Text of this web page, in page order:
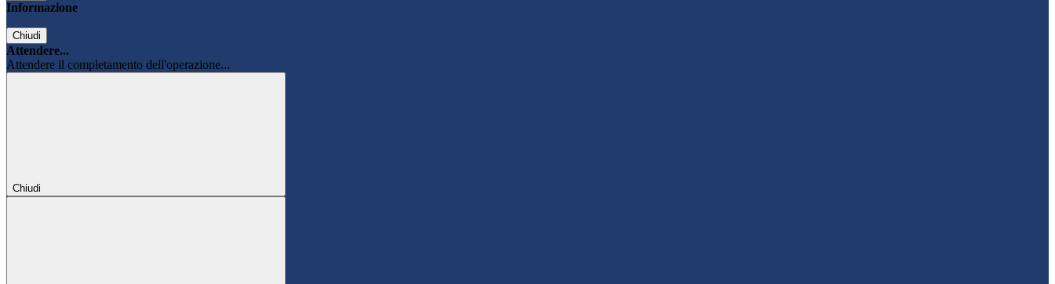
Informazione
Chiudi
Attendere...
Attendere il completamento dell'operazione...
Chiudi